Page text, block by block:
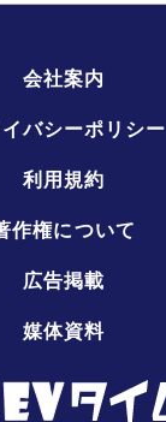
会社案内
バシーポリシー
利用規約
作権について
広告掲載
媒体資料